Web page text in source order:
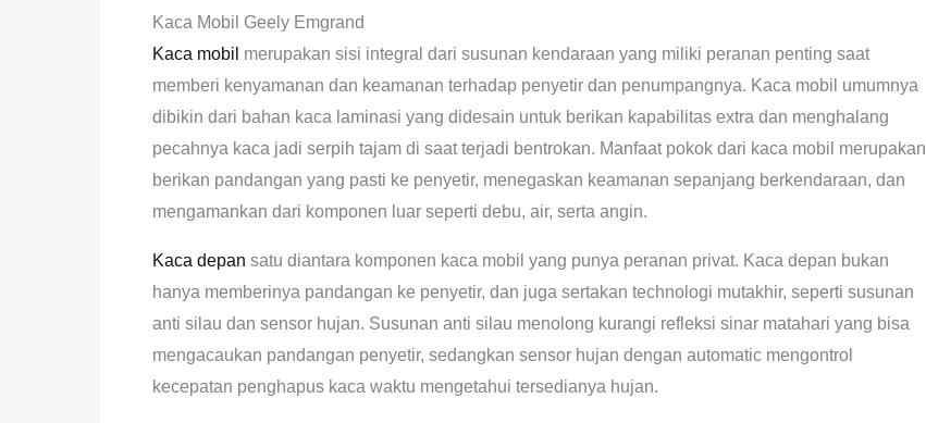
Kaca Mobil Geely Emgrand
Kaca mobil merupakan sisi integral dari susunan kendaraan yang miliki peranan penting saat
memberi kenyamanan dan keamanan terhadap penyetir dan penumpangnya. Kaca mobil umumnya
dibikin dari bahan kaca laminasi yang didesain untuk berikan kapabilitas extra dan menghalang
pecahnya kaca jadi serpih tajam di saat terjadi bentrokan. Manfaat pokok dari kaca mobil merupakan
berikan pandangan yang pasti ke penyetir, menegaskan keamanan sepanjang berkendaraan, dan
mengamankan dari komponen luar seperti debu, air, serta angin.
Kaca depan satu diantara komponen kaca mobil yang punya peranan privat. Kaca depan bukan
hanya memberinya pandangan ke penyetir, dan juga sertakan technologi mutakhir, seperti susunan
anti silau dan sensor hujan. Susunan anti silau menolong kurangi refleksi sinar matahari yang bisa
mengacaukan pandangan penyetir, sedangkan sensor hujan dengan automatic mengontrol
kecepatan penghapus kaca waktu mengetahui tersedianya hujan.